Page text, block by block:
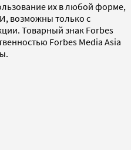
их в любой форме,
возможны только с
Товарный знак Forbes
Forbes Media Asia